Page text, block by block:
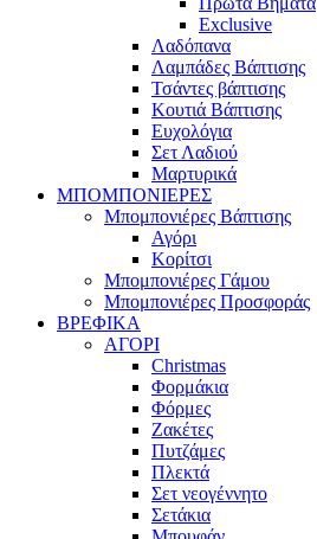
Exclusive
Λαδόπανα
Λαμπάδες Βάπτισης
Τσάντες βάπτισης
Κουτιά Βάπτισης
Ευχολόγια
Σετ Λαδιού
Μαρτυρικά
ΜΠΟΜΠΟΝΙΕΡΕΣ
Μπομπονιέρες Βάπτισης
Αγόρι
Κορίτσι
Μπομπονιέρες Γάμου
Μπομπονιέρες Προσφοράς
ΒΡΕΦΙΚΑ
ΑΓΟΡΙ
Christmas
Φορμάκια
Φόρμες
Ζακέτες
Πυτζάμες
Πλεκτά
Σετ νεογέννητο
Σετάκια